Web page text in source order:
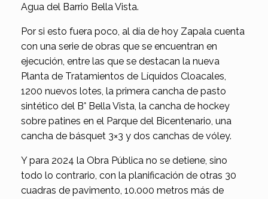
Agua del Barrio Bella Vista.
Por si esto fuera poco, al día de hoy Zapala cuenta
con una serie de obras que se encuentran en
ejecución, entre las que se destacan la nueva
Planta de Tratamientos de Líquidos Cloacales,
1200 nuevos lotes, la primera cancha de pasto
sintético del B° Bella Vista, la cancha de hockey
sobre patines en el Parque del Bicentenario, una
cancha de básquet 3×3 y dos canchas de vóley.
Y para 2024 la Obra Pública no se detiene, sino
todo lo contrario, con la planificación de otras 30
cuadras de pavimento, 10.000 metros más de